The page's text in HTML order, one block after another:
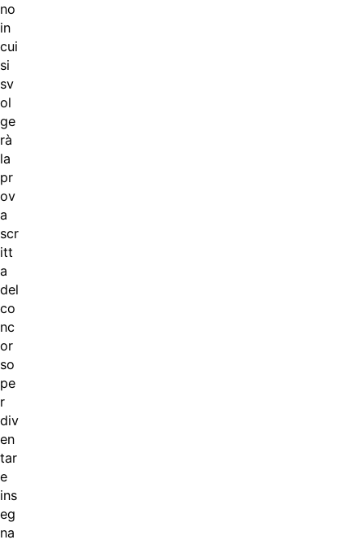
no
in
cui
si
sv
ol
ge
rà
la
pr
ov
a
scr
itt
a
del
co
nc
or
so
pe
r
div
en
tar
e
ins
eg
na